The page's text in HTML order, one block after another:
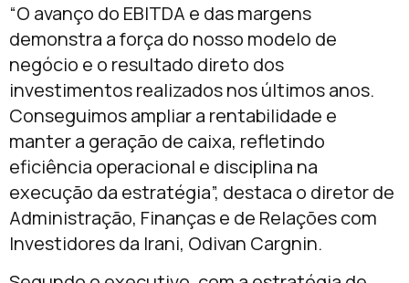
“O avanço do EBITDA e das margens
demonstra a força do nosso modelo de
negócio e o resultado direto dos
investimentos realizados nos últimos anos.
Conseguimos ampliar a rentabilidade e
manter a geração de caixa, refletindo
eficiência operacional e disciplina na
execução da estratégia”, destaca o diretor de
Administração, Finanças e de Relações com
Investidores da Irani, Odivan Cargnin.